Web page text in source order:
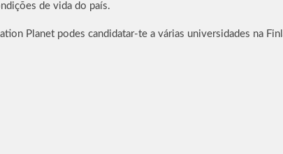
de vida do país.
Planet podes candidatar-te a várias universidades na